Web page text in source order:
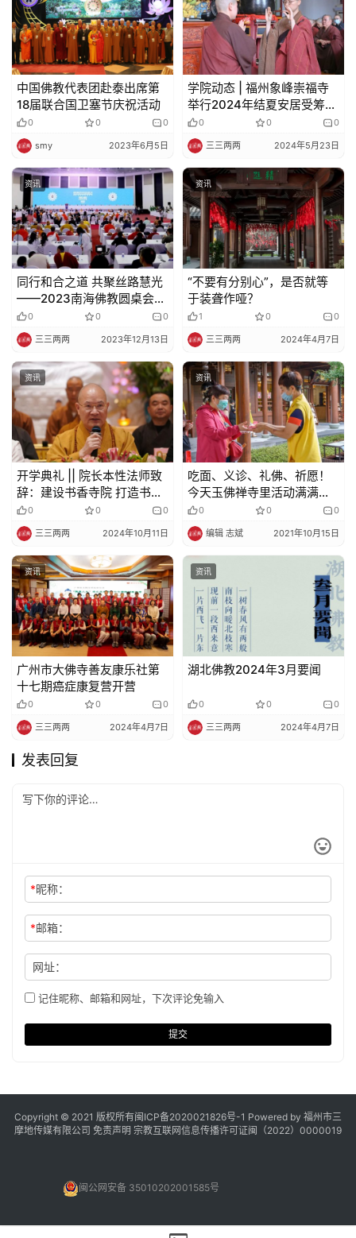
声
明
中国佛教代表团赴泰出席第
18届联合国卫塞节庆祝活动
0 0 0
smy 2023年6月5日
学院动态 | 福州象峰崇福寺
举行2024年结夏安居受筹仪
式0 0 0
三三两两 2024年5月23日
资讯
同行和合之道 共聚丝路慧光
——2023南海佛教圆桌会在
斯里兰卡盛大举行
0 0 0
三三两两 2023年12月13日
资讯
“不要有分别心”，是否就等
于装聋作哑？
1 0 0
三三两两 2024年4月7日
资讯
开学典礼 || 院长本性法师致
辞：建设书香寺院 打造书香
僧团
0 0 0
三三两两 2024年10月11日
资讯
吃面、义诊、礼佛、祈愿！
今天玉佛禅寺里活动满满，
福气满满
0 0 0
编辑 志斌 2021年10月15日
资讯
广州市大佛寺善友康乐社第
十七期癌症康复营开营
0 0 0
三三两两 2024年4月7日
资讯
湖北佛教2024年3月要闻
0 0 0
三三两两 2024年4月7日
发表回复
*昵称：
*邮箱：
网址：
记住昵称、邮箱和网址，下次评论免输入
提交
Copyright © 2021 版权所有闽ICP备2020021826号-1 Powered by 福州市三
摩地传媒有限公司 免责声明 宗教互联网信息传播许可证闽（2022）0000019
闽公网安备 35010202001585号